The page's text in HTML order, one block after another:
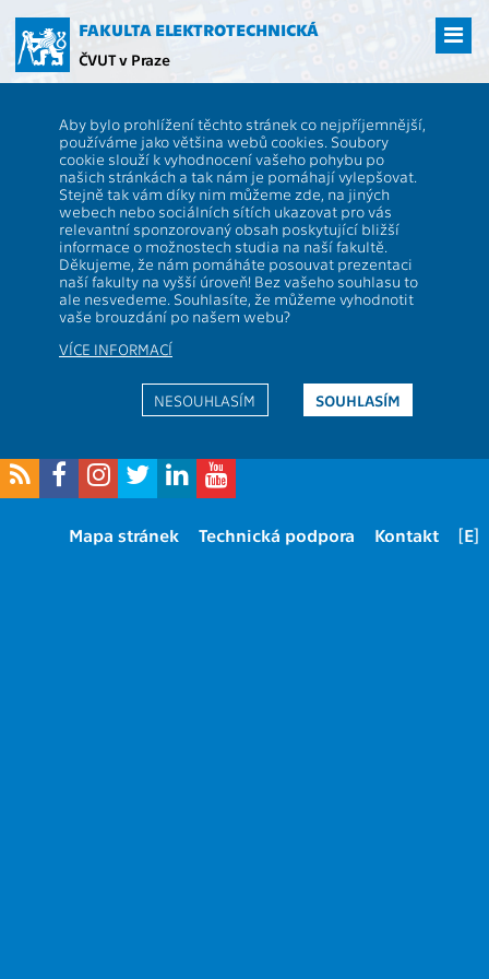
hlavní
obsah
FAKULTA ELEKTROTECHNICKÁ
ČVUT v Praze
Aby bylo prohlížení těchto stránek co nejpříjemnější,
používáme jako většina webů cookies. Soubory
cookie slouží k vyhodnocení vašeho pohybu po
našich stránkách a tak nám je pomáhají vylepšovat.
Stejně tak vám díky nim můžeme zde, na jiných
webech nebo sociálních sítích ukazovat pro vás
relevantní sponzorovaný obsah poskytující bližší
informace o možnostech studia na naší fakultě.
Děkujeme, že nám pomáháte posouvat prezentaci
naší fakulty na vyšší úroveň! Bez vašeho souhlasu to
ale nesvedeme. Souhlasíte, že můžeme vyhodnotit
vaše brouzdání po našem webu?
VÍCE INFORMACÍ
SOUHLASÍM
NESOUHLASÍM
13000 / 13132 - katedra
telekomunikační techniky
Projekty podporované granty
Projekty podporované granty
2018 2019 2020 2021 2022 2023
Za obsah odpovídá: RNDr. Patrik Mottl, Ph.D.
[E]
Kontakt
Technická podpora
Mapa stránek